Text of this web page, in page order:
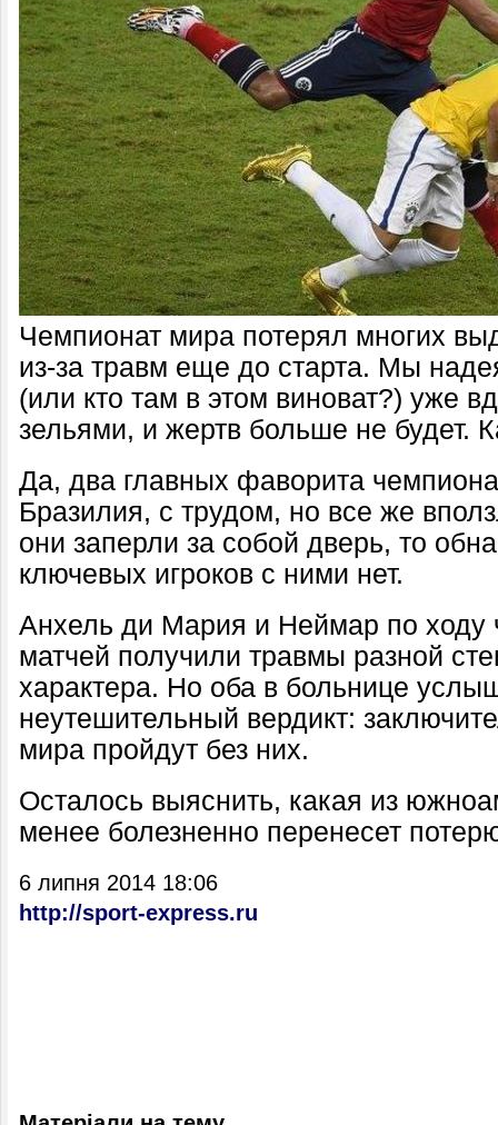
Чемпионат мира потерял многих
из-за травм еще до старта. Мы
(или кто там в этом виноват?) уже
зельями, и жертв больше не будет.
Да, два главных фаворита
Бразилия, с трудом, но все же
они заперли за собой дверь, то
ключевых игроков с ними нет.
Анхель ди Мария и Неймар по ходу
матчей получили травмы разной
характера. Но оба в больнице
неутешительный вердикт:
мира пройдут без них.
Осталось выяснить, какая из
менее болезненно перенесет
6 липня 2014 18:06
http://sport-express.ru